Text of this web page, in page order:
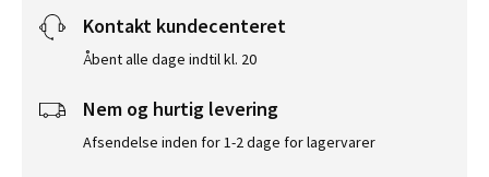
Kontakt kundecenteret
Åbent alle dage indtil kl. 20
Nem og hurtig levering
Afsendelse inden for 1-2 dage for lagervarer